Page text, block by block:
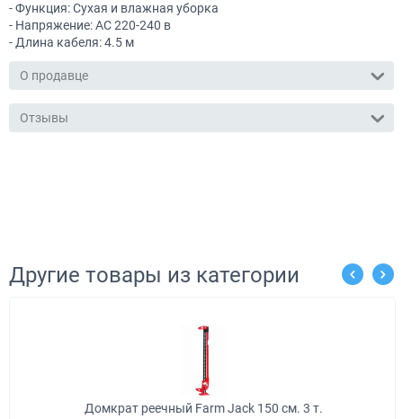
- Функция: Сухая и влажная уборка
- Напряжение: АС 220-240 в
- Длина кабеля: 4.5 м
О продавце
Отзывы
Другие товары из категории
Домкрат реечный Farm Jack 150 см. 3 т.